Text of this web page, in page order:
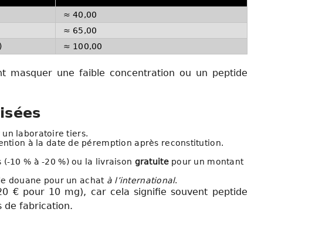
≈ 40,00
≈ 65,00
≈ 100,00
masquer une faible concentration ou un peptide
un laboratoire tiers.
à la date de péremption après reconstitution.
10 % à -20 %) ou la livraison gratuitepour un montant
douane pour un achat à l’international.
€ pour 10 mg), car cela signifie souvent peptide
de fabrication.